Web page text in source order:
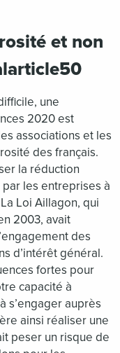
et non
une
2020 est
associations et les
des français.
la réduction
les entreprises à
Loi Aillagon, qui
2003, avait
des
d’intérêt général.
fortes pour
capacité à
s’engager auprès
ainsi réaliser une
peser un risque de